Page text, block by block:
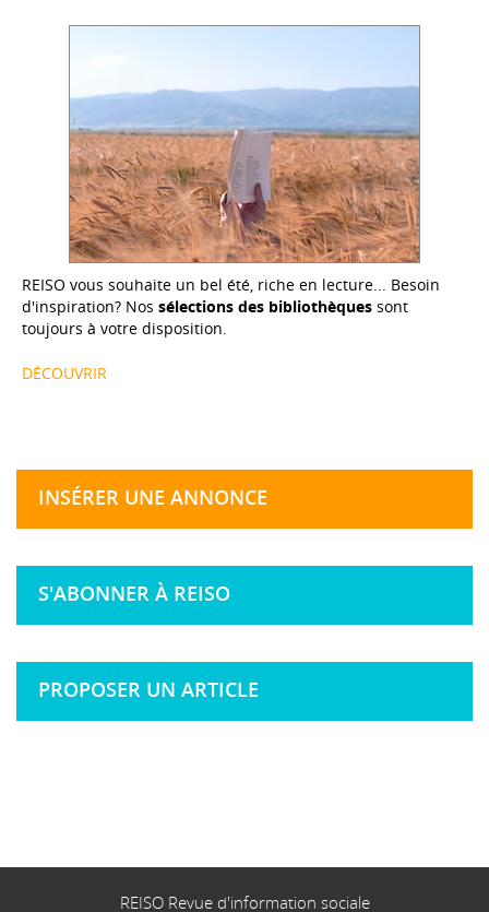
REISO vous souhaite un bel été, riche en lecture... Besoin
d'inspiration? Nos sélections des bibliothèques sont
toujours à votre disposition.
DÉCOUVRIR
INSÉRER UNE ANNONCE
S'ABONNER À REISO
PROPOSER UN ARTICLE
REISO Revue d'information sociale